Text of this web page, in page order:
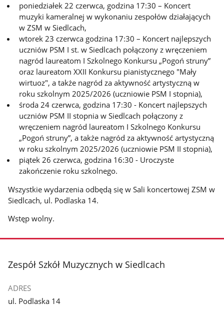
poniedziałek 22 czerwca, godzina 17:30 – Koncert
muzyki kameralnej w wykonaniu zespołów działających
w ZSM w Siedlcach,
wtorek 23 czerwca godzina 17:30 – Koncert najlepszych
uczniów PSM I st. w Siedlcach połączony z wręczeniem
nagród laureatom I Szkolnego Konkursu „Pogoń struny”
oraz laureatom XXII Konkursu pianistycznego "Mały
wirtuoz", a także nagród za aktywność artystyczną w
roku szkolnym 2025/2026 (uczniowie PSM I stopnia),
środa 24 czerwca, godzina 17:30 - Koncert najlepszych
uczniów PSM II stopnia w Siedlcach połączony z
wręczeniem nagród laureatom I Szkolnego Konkursu
„Pogoń struny”, a także nagród za aktywność artystyczną
w roku szkolnym 2025/2026 (uczniowie PSM II stopnia),
piątek 26 czerwca, godzina 16:30 - Uroczyste
zakończenie roku szkolnego.
Wszystkie wydarzenia odbędą się w Sali koncertowej ZSM w
Siedlcach, ul. Podlaska 14.
Wstęp wolny.
stopka
Zespół Szkół Muzycznych w Siedlcach
ADRES
ul. Podlaska 14